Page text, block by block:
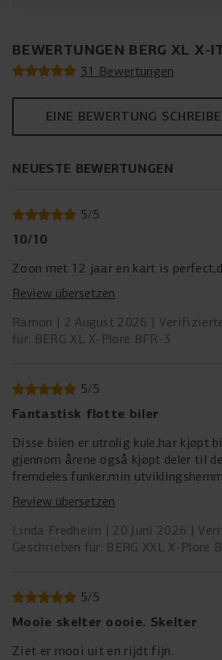
BEWERTUNGEN BERG XL X-
31 Bewertungen
EINE BEWERTUNG
NEUESTE BEWERTUNGEN
5/5
10/10
Zoon met 12 jaar en kart is
Review übersetzen
Ramon
2 August 2026
für: BERG XL X-Plore BFR-3
5/5
Fantastisk flotte biler
Disse bilen er utrolig kule,har kjøpt
gjennom årene også kjøpt deler til
fremdeles funker,min
disse bilene,har hatt de siden han
fortsatt.
Review übersetzen
Linda Fredheim
20 Juni 2026
Geschrieben für: BERG XXL X-Plore
5/5
Mooie skelter oooie. Skelter
Ziet er mooi uit en rijdt fijn.